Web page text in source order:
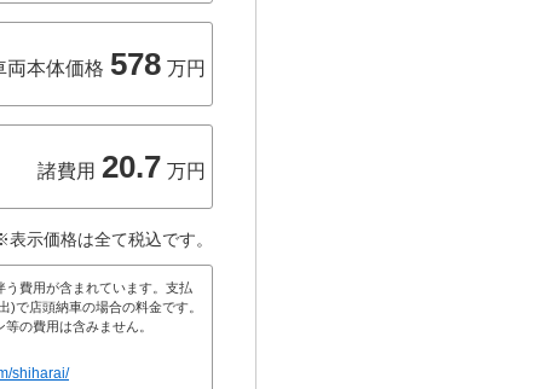
両本体価格 578 万円
諸費用 20.7 万円
示価格は全て税込です。
費用が含まれています。支払
)で店頭納車の場合の料金です。
の費用は含みません。
shiharai/